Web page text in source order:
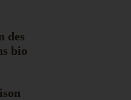
des
bio